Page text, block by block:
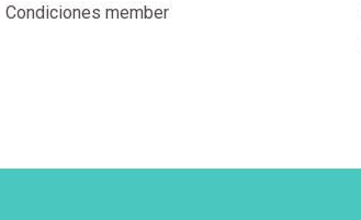
Condiciones member